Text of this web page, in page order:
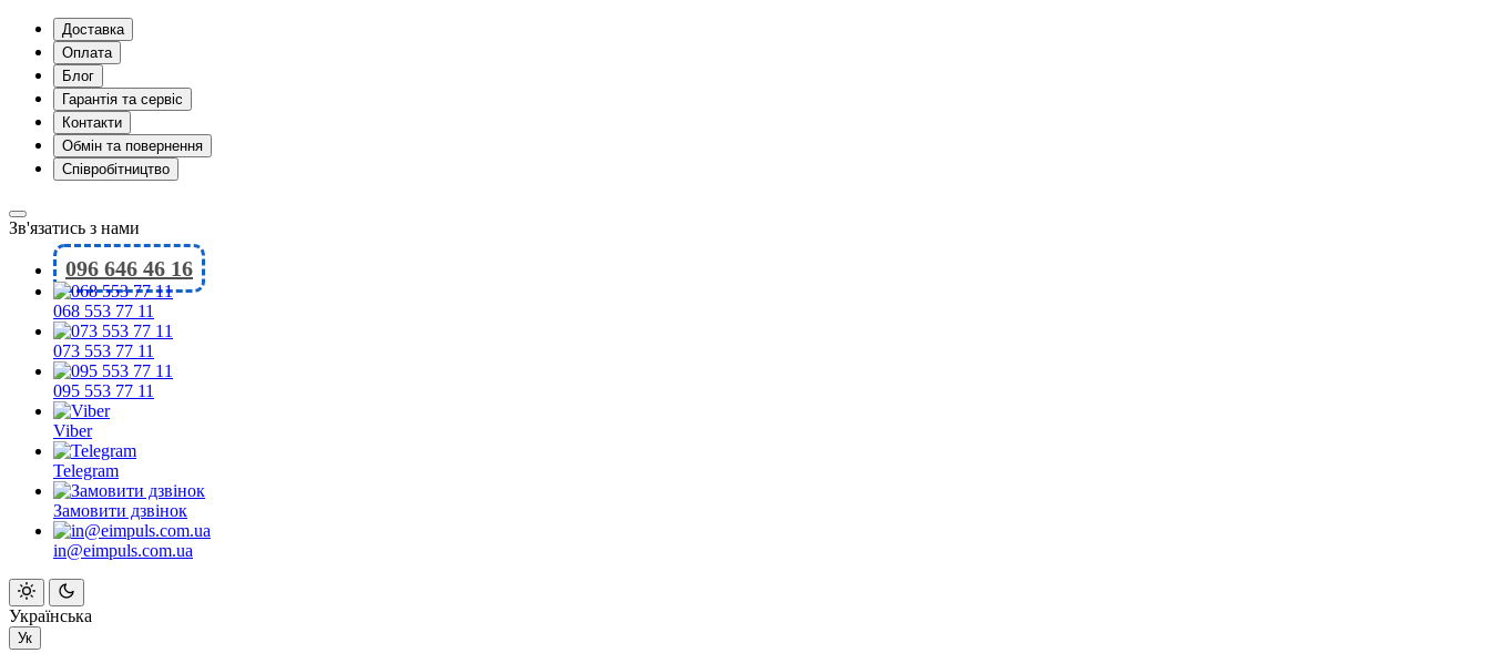
Доставка
Оплата
Блог
Гарантія та сервіс
Контакти
Обмін та повернення
Співробітництво
Зв'язатись з нами
096 646 46 16
068 553 77 11
073 553 77 11
095 553 77 11
Viber
Telegram
Замовити дзвінок
in@eimpuls.com.ua
Українська
Ук